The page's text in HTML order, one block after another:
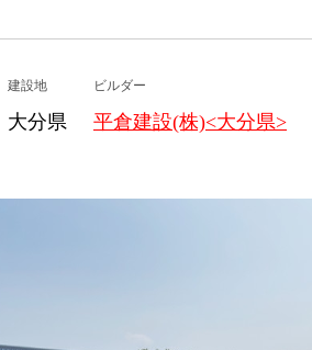
建設地
大分県
ビルダー
平倉建設(株)<大分県>